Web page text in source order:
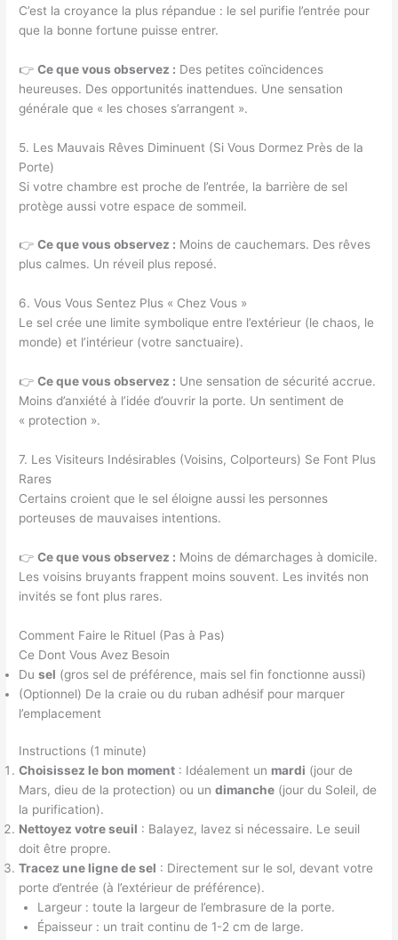
C’est la croyance la plus répandue : le sel purifie l’entrée pour
que la bonne fortune puisse entrer.
👉Ce que vous observez : Des petites coïncidences
heureuses. Des opportunités inattendues. Une sensation
générale que « les choses s’arrangent ».
5. Les Mauvais Rêves Diminuent (Si Vous Dormez Près de la
Porte)
Si votre chambre est proche de l’entrée, la barrière de sel
protège aussi votre espace de sommeil.
👉Ce que vous observez : Moins de cauchemars. Des rêves
plus calmes. Un réveil plus reposé.
6. Vous Vous Sentez Plus « Chez Vous »
Le sel crée une limite symbolique entre l’extérieur (le chaos, le
monde) et l’intérieur (votre sanctuaire).
👉Ce que vous observez : Une sensation de sécurité accrue.
Moins d’anxiété à l’idée d’ouvrir la porte. Un sentiment de
« protection ».
7. Les Visiteurs Indésirables (Voisins, Colporteurs) Se Font Plus
Rares
Certains croient que le sel éloigne aussi les personnes
porteuses de mauvaises intentions.
👉Ce que vous observez : Moins de démarchages à domicile.
Les voisins bruyants frappent moins souvent. Les invités non
invités se font plus rares.
Comment Faire le Rituel (Pas à Pas)
Ce Dont Vous Avez Besoin
Dusel (gros sel de préférence, mais sel fin fonctionne aussi)
(Optionnel) De la craie ou du ruban adhésif pour marquer
l’emplacement
Instructions (1 minute)
Choisissez le bon moment : Idéalement un mardi (jour de
Mars, dieu de la protection) ou undimanche (jour du Soleil, de
la purification).
Nettoyez votre seuil : Balayez, lavez si nécessaire. Le seuil
doit être propre.
Tracez une ligne de sel : Directement sur le sol, devant votre
porte d’entrée (à l’extérieur de préférence).
Largeur : toute la largeur de l’embrasure de la porte.
Épaisseur : un trait continu de 1-2 cm de large.